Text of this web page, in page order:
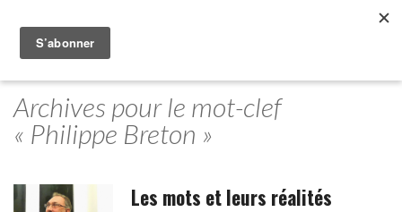
Archives pour le mot-clef
« Philippe Breton »
Les mots et leurs réalités